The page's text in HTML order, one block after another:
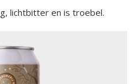
lichtbitter en is troebel.